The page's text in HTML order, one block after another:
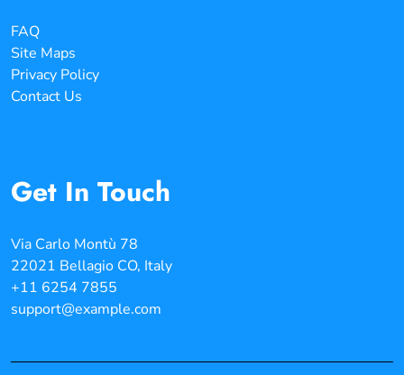
FAQ
Site Maps
Privacy Policy
Contact Us
Get In Touch
Via Carlo Montù 78
22021 Bellagio CO, Italy
+11 6254 7855
support@example.com